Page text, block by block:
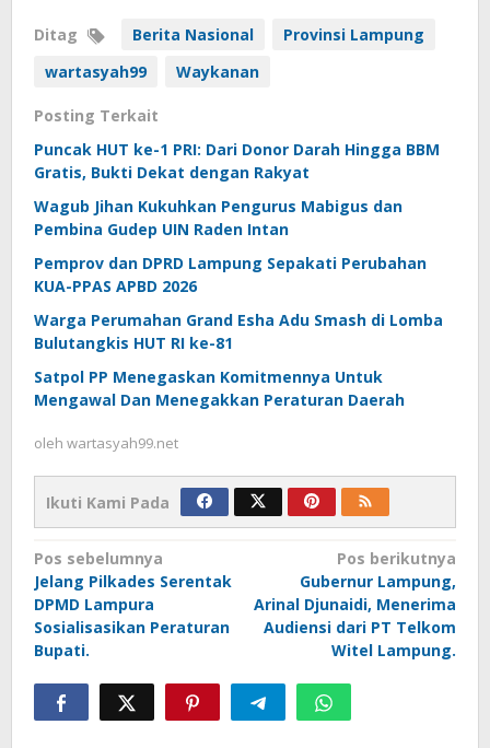
Ditag Berita Nasional
Provinsi Lampung
wartasyah99
Waykanan
Posting Terkait
Puncak HUT ke-1 PRI: Dari Donor Darah Hingga BBM
Gratis, Bukti Dekat dengan Rakyat
Wagub Jihan Kukuhkan Pengurus Mabigus dan
Pembina Gudep UIN Raden Intan
Pemprov dan DPRD Lampung Sepakati Perubahan
KUA-PPAS APBD 2026
Warga Perumahan Grand Esha Adu Smash di Lomba
Bulutangkis HUT RI ke-81
Satpol PP Menegaskan Komitmennya Untuk
Mengawal Dan Menegakkan Peraturan Daerah
oleh wartasyah99.net
Ikuti Kami Pada
Navigasi
pos
Pos sebelumnya
Jelang Pilkades Serentak
DPMD Lampura
Sosialisasikan Peraturan
Bupati.
Pos berikutnya
Gubernur Lampung,
Arinal Djunaidi, Menerima
Audiensi dari PT Telkom
Witel Lampung.